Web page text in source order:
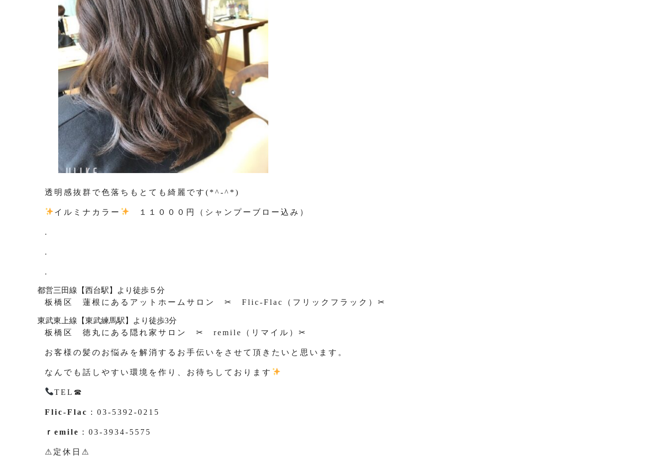
透明感抜群で色落ちもとても綺麗です(*^-^*)
イルミナカラー １１０００円（シャンプーブロー込み）
.
.
.
都営三田線【西台駅】より徒歩５分
板橋区 蓮根にあるアットホームサロン ✂ Flic-Flac（フリックフラック）✂
東武東上線【東武練馬駅】より徒歩3分
板橋区 徳丸にある隠れ家サロン ✂ remile（リマイル）✂
お客様の髪のお悩みを解消するお手伝いをさせて頂きたいと思います。
なんでも話しやすい環境を作り、お待ちしております
TEL☎
Flic-Flac ：03-5392-0215
ｒemile ：03-3934-5575
⚠定休日⚠